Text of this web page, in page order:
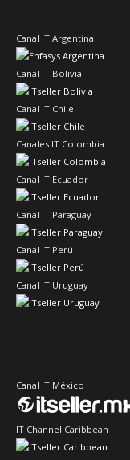
Canal IT Argentina
Canal IT Bolivia
Canal IT Chile
Canales IT Colombia
Canal IT Ecuador
Canal IT Paraguay
Canal IT Perú
Canal IT Uruguay
Canal IT México
IT Channel Caribbean